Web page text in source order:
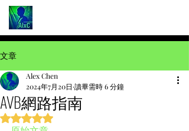
文章
AVB網路指南
Alex Chen
2024年7月20日 讀畢需時 6 分鐘
評等為 NaN（最高為 5 顆星）。